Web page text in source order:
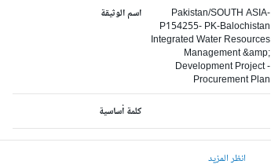
اسم الوثيقة
Pakistan/SOUTH ASIA-
P154255- PK-Balochistan
Integrated Water Resources
Management &amp;
Development Project -
Procurement Plan
كلمة أساسية
انظر المزيد